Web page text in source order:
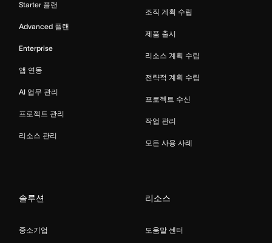
Starter 플랜
Advanced 플랜
Enterprise
앱 연동
AI 업무 관리
프로젝트 관리
리소스 관리
조직 계획 수립
제품 출시
리소스 계획 수립
전략적 계획 수립
프로젝트 수신
작업 관리
모든 사용 사례
솔루션
중소기업
리소스
도움말 센터